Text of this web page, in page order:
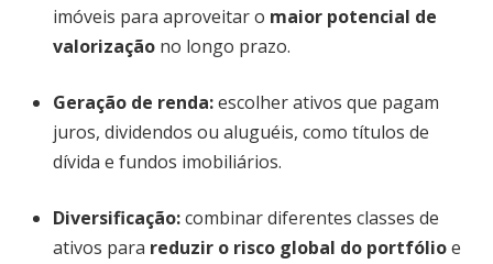
imóveis para aproveitar o maior potencial de
valorização no longo prazo.
Geração de renda:escolher ativos que pagam
juros, dividendos ou aluguéis, como títulos de
dívida e fundos imobiliários.
Diversificação:combinar diferentes classes de
ativos para reduzir o risco global do portfólioe